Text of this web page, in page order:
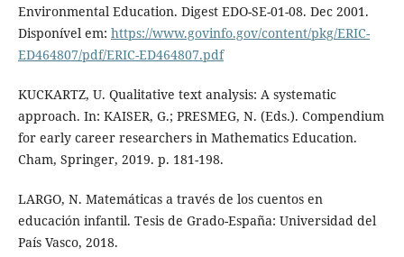
Environmental Education. Digest EDO-SE-01-08. Dec 2001.
Disponível em: https://www.govinfo.gov/content/pkg/ERIC-
ED464807/pdf/ERIC-ED464807.pdf
KUCKARTZ, U. Qualitative text analysis: A systematic
approach. In: KAISER, G.; PRESMEG, N. (Eds.). Compendium
for early career researchers in Mathematics Education.
Cham, Springer, 2019. p. 181-198.
LARGO, N. Matemáticas a través de los cuentos en
educación infantil. Tesis de Grado-España: Universidad del
País Vasco, 2018.